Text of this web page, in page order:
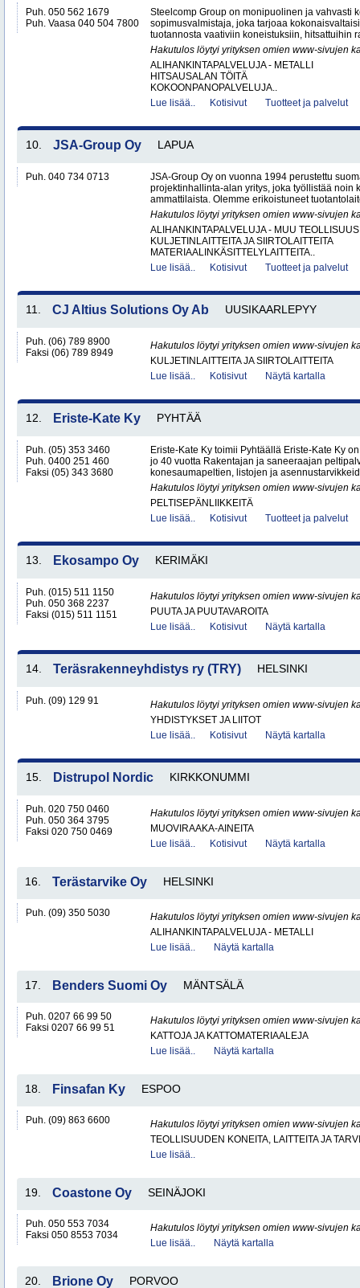
Puh. 050 562 1679
Puh. Vaasa 040 504 7800
Steelcomp Group on monipuolinen ja vahvasti
sopimusvalmistaja, joka tarjoaa
tuotannosta vaativiin koneistuksiin, hitsattuihin
Hakutulos löytyi yrityksen omien www-sivujen
ALIHANKINTAPALVELUJA - METALLI
HITSAUSALAN TÖITÄ
KOKOONPANOPALVELUJA..
Lue lisää..
Kotisivut Tuotteet ja palvelut
10. JSA-Group Oy LAPUA
Puh. 040 734 0713
JSA-Group Oy on vuonna 1994 perustettu
projektinhallinta-alan yritys, joka työllistää noin
ammattilaista. Olemme erikoistuneet
Hakutulos löytyi yrityksen omien www-sivujen
ALIHANKINTAPALVELUJA - MUU TEOLLISUUS
KULJETINLAITTEITA JA SIIRTOLAITTEITA
MATERIAALINKÄSITTELYLAITTEITA..
Lue lisää..
Kotisivut Tuotteet ja palvelut
11. CJ Altius Solutions Oy Ab UUSIKAARLEPYY
Puh. (06) 789 8900
Faksi (06) 789 8949
Hakutulos löytyi yrityksen omien www-sivujen
KULJETINLAITTEITA JA SIIRTOLAITTEITA
Lue lisää..
Kotisivut Näytä kartalla
12. Eriste-Kate Ky PYHTÄÄ
Puh. (05) 353 3460
Puh. 0400 251 460
Faksi (05) 343 3680
Eriste-Kate Ky toimii Pyhtäällä Eriste-Kate Ky
jo 40 vuotta Rakentajan ja saneeraajan
konesaumapeltien, listojen ja
Hakutulos löytyi yrityksen omien www-sivujen
PELTISEPÄNLIIKKEITÄ
Lue lisää..
Kotisivut Tuotteet ja palvelut
13. Ekosampo Oy KERIMÄKI
Puh. (015) 511 1150
Puh. 050 368 2237
Faksi (015) 511 1151
Hakutulos löytyi yrityksen omien www-sivujen
PUUTA JA PUUTAVAROITA
Lue lisää..
Kotisivut Näytä kartalla
14. Teräsrakenneyhdistys ry (TRY) HELSINKI
Puh. (09) 129 91
Hakutulos löytyi yrityksen omien www-sivujen
YHDISTYKSET JA LIITOT
Lue lisää..
Kotisivut Näytä kartalla
15. Distrupol Nordic KIRKKONUMMI
Puh. 020 750 0460
Puh. 050 364 3795
Faksi 020 750 0469
Hakutulos löytyi yrityksen omien www-sivujen
MUOVIRAAKA-AINEITA
Lue lisää..
Kotisivut Näytä kartalla
16. Terästarvike Oy HELSINKI
Puh. (09) 350 5030
Hakutulos löytyi yrityksen omien www-sivujen
ALIHANKINTAPALVELUJA - METALLI
Lue lisää..
Näytä kartalla
17. Benders Suomi Oy MÄNTSÄLÄ
Puh. 0207 66 99 50
Faksi 0207 66 99 51
Hakutulos löytyi yrityksen omien www-sivujen
KATTOJA JA KATTOMATERIAALEJA
Lue lisää..
Näytä kartalla
18. Finsafan Ky ESPOO
Puh. (09) 863 6600
Hakutulos löytyi yrityksen omien www-sivujen
TEOLLISUUDEN KONEITA, LAITTEITA JA
Lue lisää..
19. Coastone Oy SEINÄJOKI
Puh. 050 553 7034
Faksi 050 8553 7034
Hakutulos löytyi yrityksen omien www-sivujen
Lue lisää..
Näytä kartalla
20. Brione Oy PORVOO